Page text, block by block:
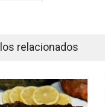
relacionados